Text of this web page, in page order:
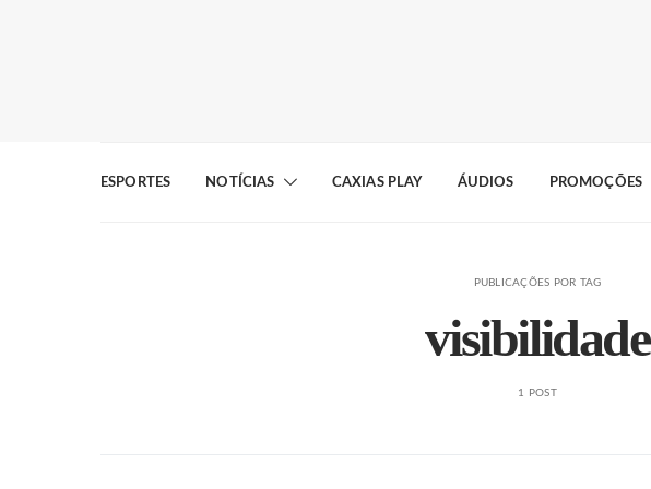
ESPORTES NOTÍCIAS CAXIAS PLAY ÁUDIOS PROMOÇÕES
PUBLICAÇÕES POR TAG
visibilidade
1 POST